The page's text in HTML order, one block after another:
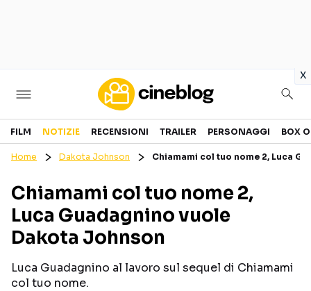
x
Cinema
GENERI
PERSONAGGI
CANALI STREAMING
Categorie
FILM NOTIZIE RECENSIONI TRAILER PERSONAGGI BOX
Home Dakota Johnson Chiamami col tuo nome 2, Luca
Chiamami col tuo nome 2,
Luca Guadagnino vuole
Dakota Johnson
Luca Guadagnino al lavoro sul sequel di Chiamami
col tuo nome.